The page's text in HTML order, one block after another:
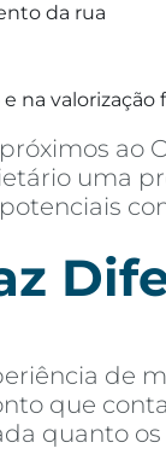
da rua
na valorização
ao
uma
de
que
quanto